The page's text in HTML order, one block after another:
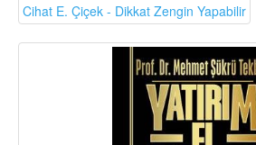
Cihat E. Çiçek - Dikkat Zengin Yapabilir